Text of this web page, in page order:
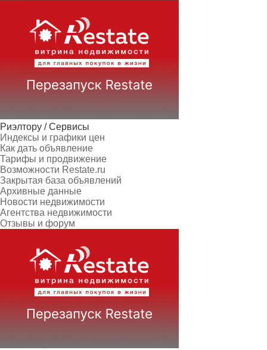
Риэлтору / Сервисы
Индексы и графики цен
Как дать объявление
Тарифы и продвижение
Возможности Restate.ru
Закрытая база объявлений
Архивные данные
Новости недвижимости
Агентства недвижимости
Отзывы и форум